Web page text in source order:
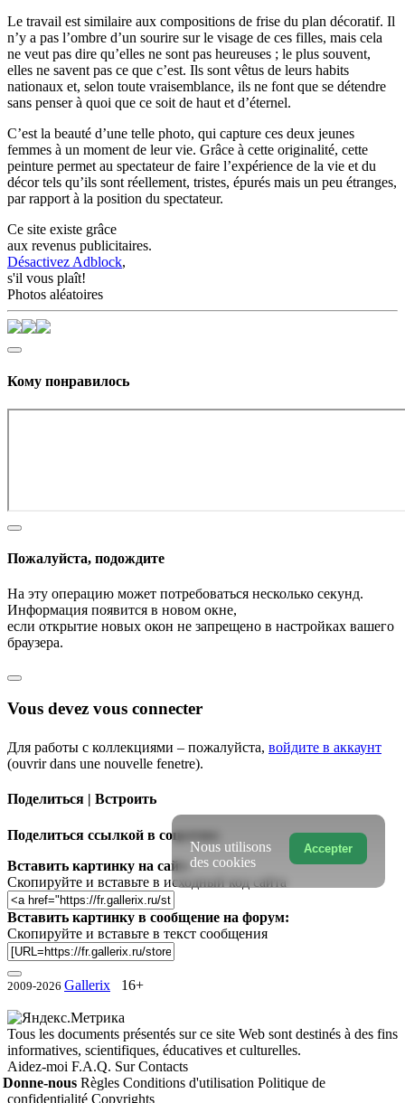
Le travail est similaire aux compositions de frise du plan décoratif. Il
n’y a pas l’ombre d’un sourire sur le visage de ces filles, mais cela
ne veut pas dire qu’elles ne sont pas heureuses ; le plus souvent,
elles ne savent pas ce que c’est. Ils sont vêtus de leurs habits
nationaux et, selon toute vraisemblance, ils ne font que se détendre
sans penser à quoi que ce soit de haut et d’éternel.
C’est la beauté d’une telle photo, qui capture ces deux jeunes
femmes à un moment de leur vie. Grâce à cette originalité, cette
peinture permet au spectateur de faire l’expérience de la vie et du
décor tels qu’ils sont réellement, tristes, épurés mais un peu étranges,
par rapport à la position du spectateur.
Ce site existe grâce
aux revenus publicitaires.
Désactivez Adblock,
s'il vous plaît!
Photos aléatoires
Кому понравилось
Пожалуйста, подождите
На эту операцию может потребоваться несколько секунд.
Информация появится в новом окне,
если открытие новых окон не запрещено в настройках вашего
браузера.
Vous devez vous connecter
Для работы с коллекциями – пожалуйста, войдите в аккаунт
(ouvrir dans une nouvelle fenetre).
Поделиться | Встроить
Поделиться ссылкой в соцсетях:
Вставить картинку на сайт:
Скопируйте и вставьте в исходный код сайта
Вставить картинку в сообщение на форум:
Скопируйте и вставьте в текст сообщения
2009-2026 Gallerix 16+
Tous les documents présentés sur ce site Web sont destinés à des fins
informatives, scientifiques, éducatives et culturelles.
Aidez-moi F.A.Q. SurContacts
Donne-nous Règles Conditions d'utilisation Politique de
confidentialité Copyrights
Accepter
Nous utilisons
des cookies